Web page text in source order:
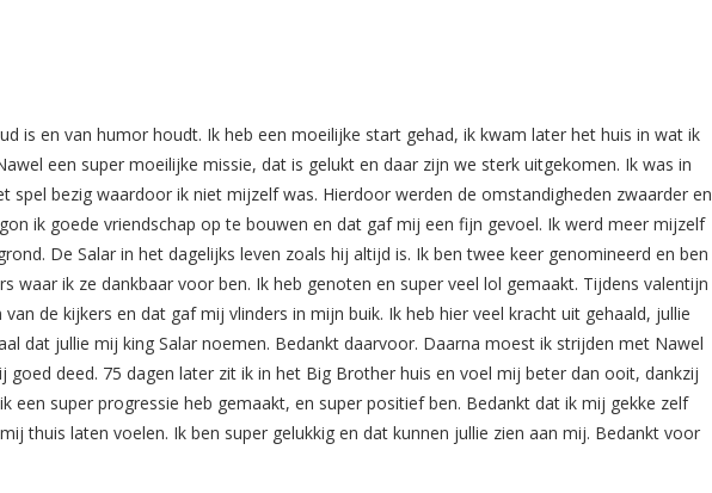
is en van humor houdt. Ik heb een moeilijke start gehad, ik kwam later het huis in wat ik
een super moeilijke missie, dat is gelukt en daar zijn we sterk uitgekomen. Ik was in
spel bezig waardoor ik niet mijzelf was. Hierdoor werden de omstandigheden zwaarder en
ik goede vriendschap op te bouwen en dat gaf mij een fijn gevoel. Ik werd meer mijzelf
De Salar in het dagelijks leven zoals hij altijd is. Ik ben twee keer genomineerd en ben
waar ik ze dankbaar voor ben. Ik heb genoten en super veel lol gemaakt. Tijdens valentijn
de kijkers en dat gaf mij vlinders in mijn buik. Ik heb hier veel kracht uit gehaald, jullie
dat jullie mij king Salar noemen. Bedankt daarvoor. Daarna moest ik strijden met Nawel
goed deed. 75 dagen later zit ik in het Big Brother huis en voel mij beter dan ooit, dankzij
een super progressie heb gemaakt, en super positief ben. Bedankt dat ik mij gekke zelf
thuis laten voelen. Ik ben super gelukkig en dat kunnen jullie zien aan mij. Bedankt voor